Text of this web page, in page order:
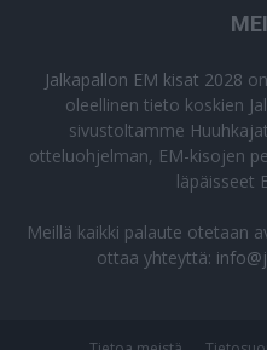
Jalkapallon EM kisat 2028
oleellinen tieto koskien
sivustoltamme
otteluohjelman, EM-kisojen
läpäisseet
Meillä kaikki palaute otetaan
ottaa yhteyttä: